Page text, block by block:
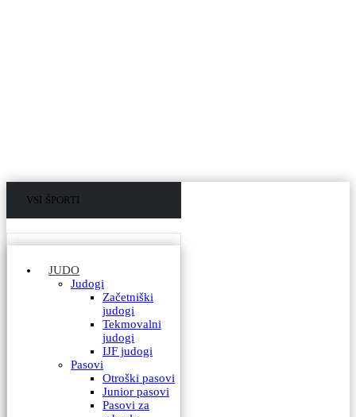
VSI ŠPORTI
JUDO
Judogi
Začetniški
judogi
Tekmovalni
judogi
IJF judogi
Pasovi
Otroški pasovi
Junior pasovi
Pasovi za